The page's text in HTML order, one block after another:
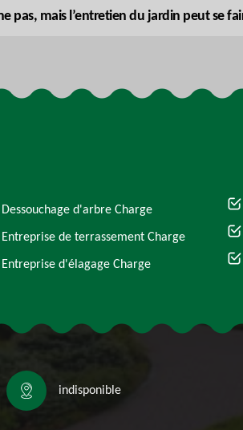
pas, mais l’entretien du jardin peut se
Dessouchage d'arbre Charge
Entreprise de terrassement Charge
Entreprise d'élagage Charge
indisponible